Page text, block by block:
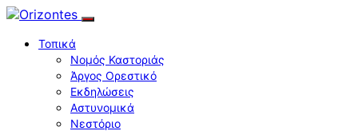
Τοπικά
Νομός Καστοριάς
Άργος Ορεστικό
Εκδηλώσεις
Αστυνομικά
Νεστόριο